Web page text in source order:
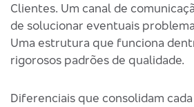
Clientes. Um canal de
de solucionar eventuais
Uma estrutura que funciona
rigorosos padrões de qualidade.
Diferenciais que consolidam